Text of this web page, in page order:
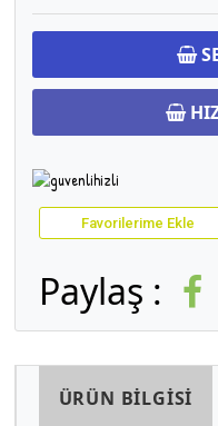
Favorilerime Ekle
Paylaş :
ÜRÜN BİLGİSİ